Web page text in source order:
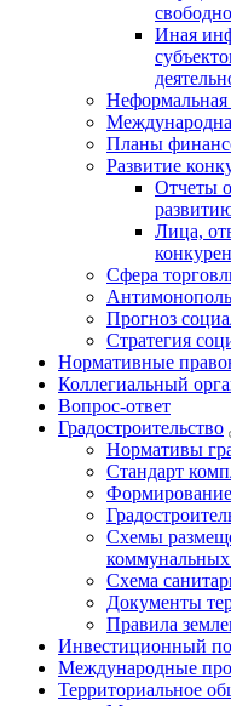
Иная
Неформальная
Планы
Развитие
Отчеты
Лица,
Сфера
Прогноз
Стратегия
Нормативные
Коллегиальный
Вопрос-ответ
Градостроительство
Нормативы
Стандарт
Схемы
коммунальных
Схема
Документы
Правила
Инвестиционный
Международные
Территориальное